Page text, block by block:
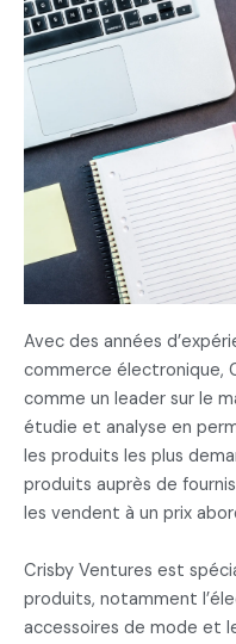
Avec des années
commerce électronique,
comme un leader sur le
étudie et analyse en
les produits les plus
produits auprès de
les vendent à un prix
Crisby Ventures est
produits, notamment
accessoires de mode et